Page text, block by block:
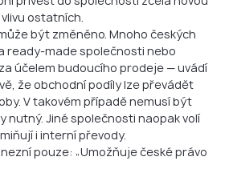
ostatních.
být změněno. Mnoho českých
ready-made společnosti nebo
účelem budoucího prodeje — uvádí
že obchodní podíly lze převádět
V takovém případě nemusí být
nutný. Jiné společnosti naopak volí
i interní převody.
pouze: „Umožňuje české právo